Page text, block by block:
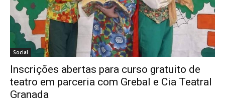
Social
Inscrições abertas para curso gratuito de
teatro em parceria com Grebal e Cia Teatral
Granada